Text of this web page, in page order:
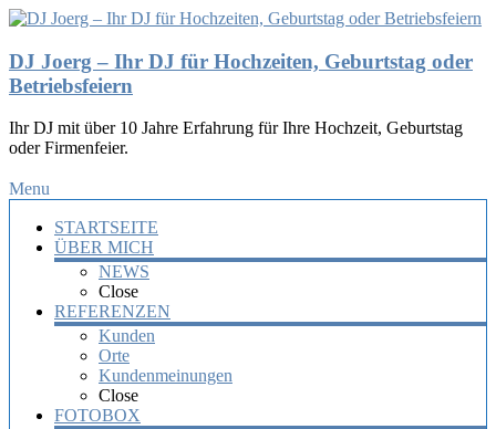
DJ Joerg – Ihr DJ für Hochzeiten, Geburtstag oder
Betriebsfeiern
Ihr DJ mit über 10 Jahre Erfahrung für Ihre Hochzeit, Geburtstag
oder Firmenfeier.
Menu
STARTSEITE
ÜBER MICH
NEWS
Close
REFERENZEN
Kunden
Orte
Kundenmeinungen
Close
FOTOBOX